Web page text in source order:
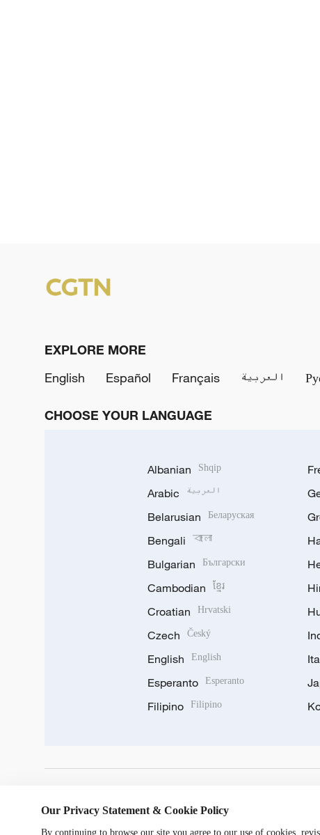
EXPLORE MORE
English
Español Français العربية
CHOOSE YOUR LANGUAGE
Albanian Shqip
Arabic العربية
Belarusian Беларуская
Bengali বাংলা
Bulgarian Български
Cambodian ខ្មែរ
Croatian Hrvatski
Czech Český
English English
Esperanto Esperanto
Filipino Filipino
Our Privacy Statement & Cookie Policy
By continuing to browse our site you agree to our use of cookies,